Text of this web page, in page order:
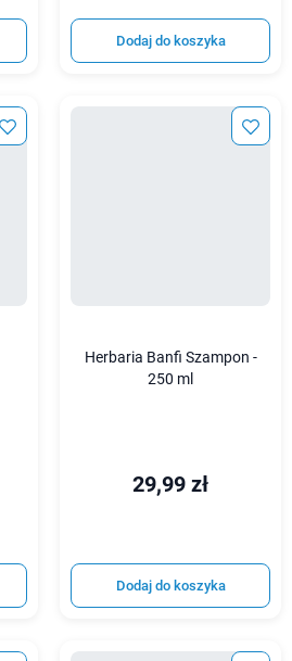
Dodaj do koszyka
Herbaria Banfi Szampon -
250 ml
29,99 zł
Dodaj do koszyka